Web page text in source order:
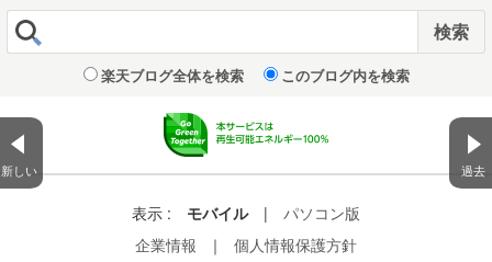
新しい 過去
楽天ブログ全体を検索 このブログ内を検索
表示 : モバイル |
パソコン版
企業情報
｜ 個人情報保護方針